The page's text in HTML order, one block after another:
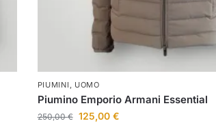
PIUMINI , UOMO
Piumino Emporio Armani Essential
250,00€ 125,00 €